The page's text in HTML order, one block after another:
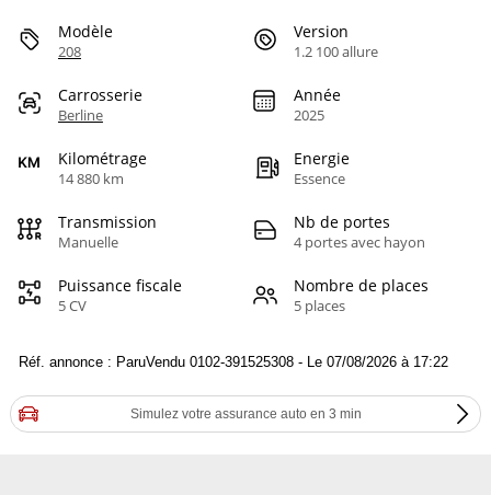
Modèle
208
Version
1.2 100 allure
Carrosserie
Berline
Année
2025
Kilométrage
14 880 km
Energie
Essence
Transmission
Manuelle
Nb de portes
4 portes avec hayon
Puissance fiscale
5 CV
Nombre de places
5 places
Réf. annonce : ParuVendu 0102-391525308 - Le 07/08/2026 à 17:22
Simulez votre assurance auto en 3 min